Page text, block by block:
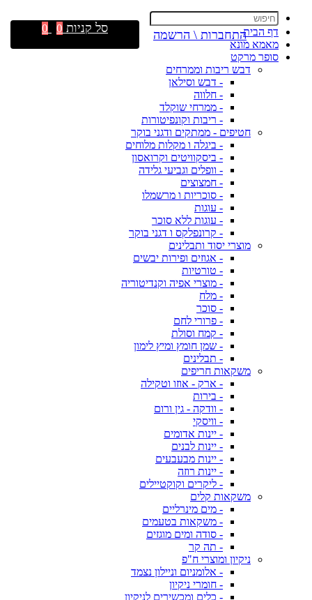
דף הבית
מאמא מונא
סופר מרקט
דבש ריבות וממרחים
- דבש וסילאן
- חלווה
- ממרחי שוקלד
- ריבות וקונפיטורות
חטיפים - ממתקים ודגני בוקר
- ביגלה ו מקלות מלוחים
- ביסקוויטים וקרואסון
- וופלים וגביעי גלידה
- חמצוצים
- סוכריות ו מרשמלו
- עוגות
- עוגות ללא סוכר
- קרונפלקס ו דגני בוקר
מוצרי יסוד ותבלינים
- אגוזים ופירות יבשים
- טורטיות
- מוצרי אפיה וקנדיטוריה
- מלח
- סוכר
- פרורי לחם
- קמח וסולת
- שמן חומץ ומיץ לימון
- תבלינים
משקאות חריפים
- ארק - אוזו וטקילה
- בירות
- וודקה - גין ורום
- וויסקי
- יינות אדומים
- יינות לבנים
- יינות מבעבעים
- יינות רוזה
- ליקרים וקוקטיילים
משקאות קלים
- מים מינרליים
- משקאות בטעמים
- סודה ומים מוגזים
- תה קר
ניקיון ומוצרי ח"פ
- אלומניום וניילון נצמד
- חומרי ניקיון
- כלים ומכשירים לניקיון
התחברות \ הרשמה סל קניות 0
0